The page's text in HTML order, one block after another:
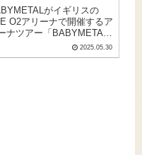
ス・THE O2アリー
ら全国各地の映画館
中継＆ディレイ中
がイギリスの
O2アリーナで開催するア
ナツアー「BABYMETAL
& EUROPE ARENA
2025 SPECIAL ARENA
2025.05.30